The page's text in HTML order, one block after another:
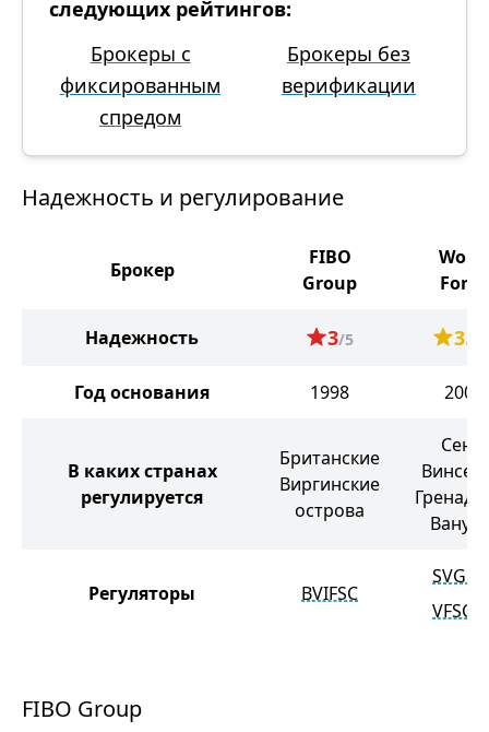
следующих рейтингов:
Брокеры с
фиксированным
спредом
Брокеры без
верификации
Надежность и регулирование
Брокер
FIBO
Group
World
Forex
Надежность 3/5 3.6
Год основания 1998 2007
В каких странах
регулируется
Британские
Виргинские
острова
Сент-
Регуляторы BVIFSC
VFSC
FIBO Group